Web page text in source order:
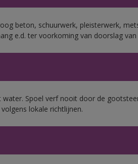
beton, schuurwerk, pleisterwerk,
e.d. ter voorkoming van doorslag van
water. Spoel verf nooit door de
lokale richtlijnen.